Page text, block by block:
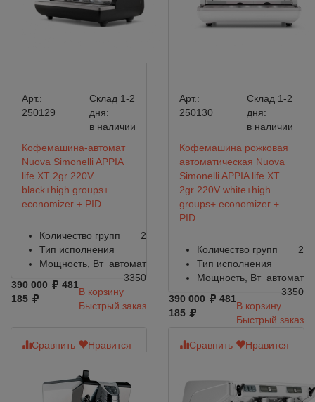
Арт.:
250129
Склад 1-2
дня:
в наличии
Кофемашина-автомат
Nuova Simonelli APPIA
life XT 2gr 220V
black+high groups+
economizer + PID
Количество групп
2
Тип исполнения
автомат
Мощность, Вт
3350
390 000
481
185
В корзину
Быстрый заказ
Арт.:
250130
Склад 1-2
дня:
в наличии
Кофемашина рожковая
автоматическая Nuova
Simonelli APPIA life XT
2gr 220V white+high
groups+ economizer +
PID
Количество групп
2
Тип исполнения
автомат
Мощность, Вт
3350
390 000
481
185
В корзину
Быстрый заказ
Сравнить Нравится Сравнить Нравится